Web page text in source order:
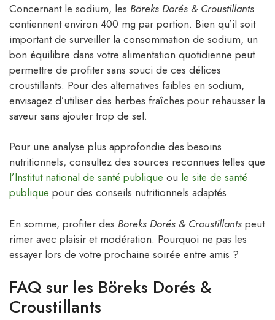
Concernant le sodium, les Böreks Dorés & Croustillants
contiennent environ 400 mg par portion. Bien qu’il soit
important de surveiller la consommation de sodium, un
bon équilibre dans votre alimentation quotidienne peut
permettre de profiter sans souci de ces délices
croustillants. Pour des alternatives faibles en sodium,
envisagez d’utiliser des herbes fraîches pour rehausser la
saveur sans ajouter trop de sel.
Pour une analyse plus approfondie des besoins
nutritionnels, consultez des sources reconnues telles que
l’Institut national de santé publique ou le site de santé
publique pour des conseils nutritionnels adaptés.
En somme, profiter des Böreks Dorés & Croustillants peut
rimer avec plaisir et modération. Pourquoi ne pas les
essayer lors de votre prochaine soirée entre amis ?
FAQ sur les Böreks Dorés &
Croustillants